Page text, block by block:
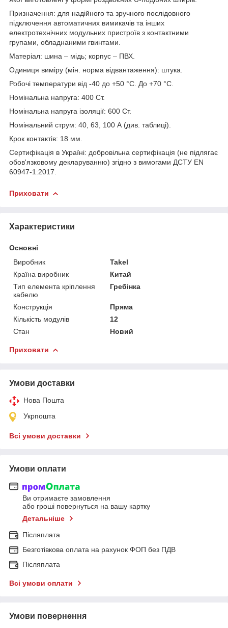
Призначення: для надійного та зручного послідовного
підключення автоматичних вимикачів та інших
електротехнічних модульних пристроїв з контактними
групами, обладнаними гвинтами.
Матеріал: шина – мідь; корпус – ПВХ.
Одиниця виміру (мін. норма відвантаження): штука.
Робочі температури від -40 до +50 °С. До +70 °C.
Номінальна напруга: 400 Ст.
Номінальна напруга ізоляції: 600 Ст.
Номінальний струм: 40, 63, 100 А (див. таблиці).
Крок контактів: 18 мм.
Сертифікація в Україні: добровільна сертифікація (не підлягає
обов'язковому декларуванню) згідно з вимогами ДСТУ EN
60947-1:2017.
Приховати
Характеристики
Основні
Виробник
Takel
Країна виробник
Китай
Тип елемента кріплення
кабелю
Гребінка
Конструкція
Пряма
Кількість модулів
12
Стан
Новий
Приховати
Умови доставки
Нова Пошта
Укрпошта
Всі умови доставки
Умови оплати
Ви отримаєте замовлення
або гроші повернуться на вашу картку
Детальніше
Післяплата
Безготівкова оплата на рахунок ФОП без ПДВ
Післяплата
Всі умови оплати
Умови повернення